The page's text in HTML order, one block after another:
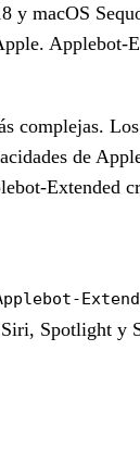
y macOS
Applebot-
complejas.
de
Extended
Spotlight y